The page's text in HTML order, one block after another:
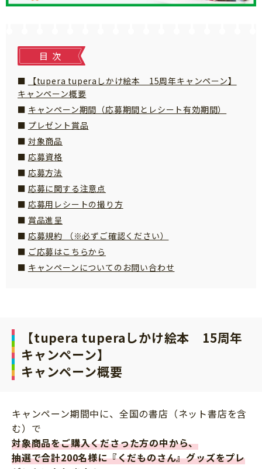
サイトのご利⽤にあたって
個⼈情報について
お問い合わせ
目次
【tupera tuperaしかけ絵本 15周年キャンペーン】
キャンペーン概要
キャンペーン期間（応募期間とレシート有効期間）
プレゼント賞品
対象商品
応募資格
応募方法
応募に関する注意点
応募用レシートの撮り方
賞品進呈
応募規約 （※必ずご確認ください）
ご応募はこちらから
キャンペーンについてのお問い合わせ
【tupera tuperaしかけ絵本 15周年
キャンペーン】
キャンペーン概要
キャンペーン期間中に、全国の書店（ネット書店を含
む）で
対象商品をご購入くださった方の中から、
抽選で合計200名様に『くだものさん』グッズをプレ